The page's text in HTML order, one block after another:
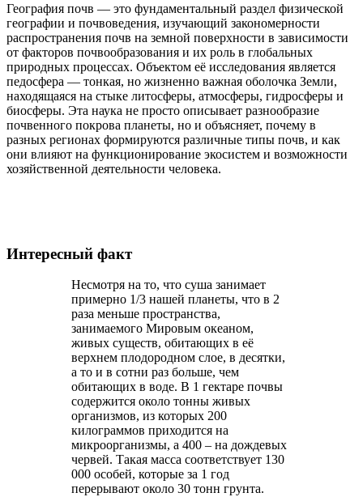
География почв — это фундаментальный раздел физической
географии и почвоведения, изучающий закономерности
распространения почв на земной поверхности в зависимости
от факторов почвообразования и их роль в глобальных
природных процессах. Объектом её исследования является
педосфера — тонкая, но жизненно важная оболочка Земли,
находящаяся на стыке литосферы, атмосферы, гидросферы и
биосферы. Эта наука не просто описывает разнообразие
почвенного покрова планеты, но и объясняет, почему в
разных регионах формируются различные типы почв, и как
они влияют на функционирование экосистем и возможности
хозяйственной деятельности человека.
Интересный факт
Несмотря на то, что суша занимает
примерно 1/3 нашей планеты, что в 2
раза меньше пространства,
занимаемого Мировым океаном,
живых существ, обитающих в её
верхнем плодородном слое, в десятки,
а то и в сотни раз больше, чем
обитающих в воде. В 1 гектаре почвы
содержится около тонны живых
организмов, из которых 200
килограммов приходится на
микроорганизмы, а 400 – на дождевых
червей. Такая масса соответствует 130
000 особей, которые за 1 год
перерывают около 30 тонн грунта.